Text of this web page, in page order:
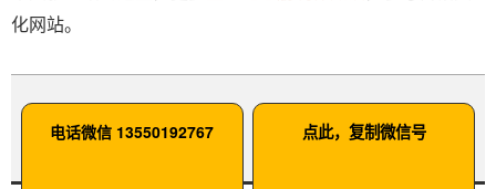
化网站。
电话微信 13550192767 点此，复制微信号